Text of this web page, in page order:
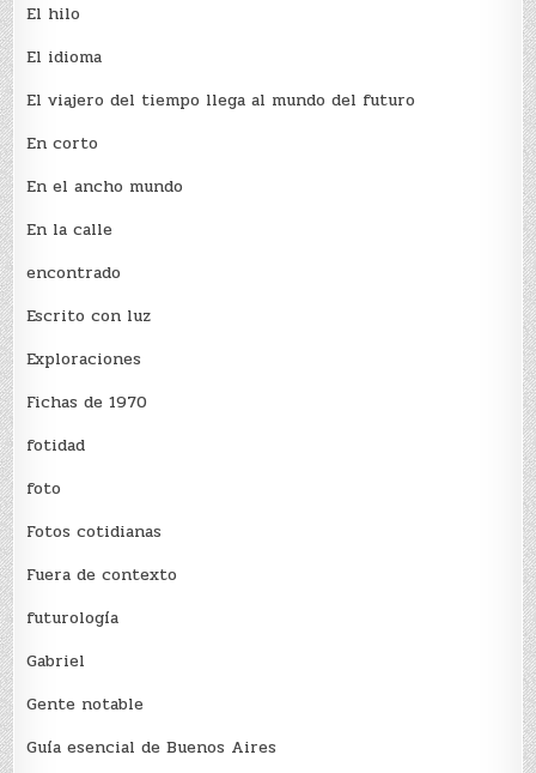
El hilo
El idioma
El viajero del tiempo llega al mundo del futuro
En corto
En el ancho mundo
En la calle
encontrado
Escrito con luz
Exploraciones
Fichas de 1970
fotidad
foto
Fotos cotidianas
Fuera de contexto
futurología
Gabriel
Gente notable
Guía esencial de Buenos Aires